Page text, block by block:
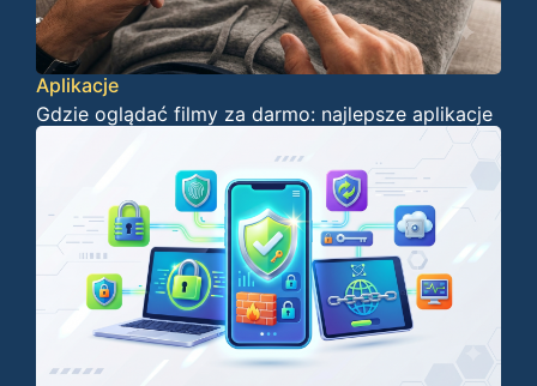
Aplikacje
Gdzie oglądać filmy za darmo: najlepsze aplikacje